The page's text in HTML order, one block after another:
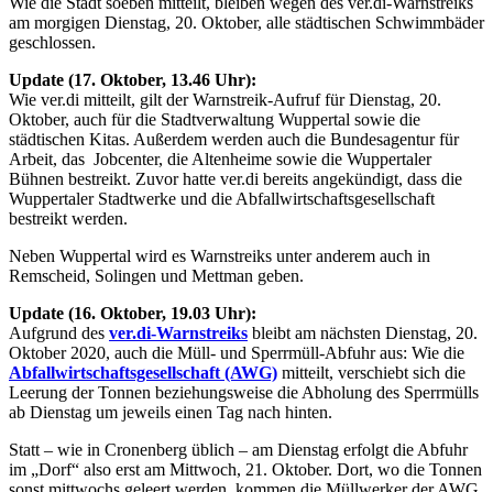
am morgigen Dienstag, 20. Oktober, alle städtischen Schwimmbäder
geschlossen.
Update (17. Oktober, 13.46 Uhr):
Wie ver.di mitteilt, gilt der Warnstreik-Aufruf für Dienstag, 20.
Oktober, auch für die Stadtverwaltung Wuppertal sowie die
städtischen Kitas. Außerdem werden auch die Bundesagentur für
Arbeit, das Jobcenter, die Altenheime sowie die Wuppertaler
Bühnen bestreikt. Zuvor hatte ver.di bereits angekündigt, dass die
Wuppertaler Stadtwerke und die Abfallwirtschaftsgesellschaft
bestreikt werden.
Neben Wuppertal wird es Warnstreiks unter anderem auch in
Remscheid, Solingen und Mettman geben.
Update (16. Oktober, 19.03 Uhr):
Aufgrund des ver.di-Warnstreiks bleibt am nächsten Dienstag, 20.
Oktober 2020, auch die Müll- und Sperrmüll-Abfuhr aus: Wie die
Abfallwirtschaftsgesellschaft (AWG) mitteilt, verschiebt sich die
Leerung der Tonnen beziehungsweise die Abholung des Sperrmülls
ab Dienstag um jeweils einen Tag nach hinten.
Statt – wie in Cronenberg üblich – am Dienstag erfolgt die Abfuhr
im „Dorf“ also erst am Mittwoch, 21. Oktober. Dort, wo die Tonnen